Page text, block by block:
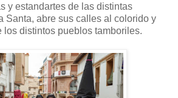
y estandartes de las distintas
Santa, abre sus calles al colorido y
los distintos pueblos tamboriles.